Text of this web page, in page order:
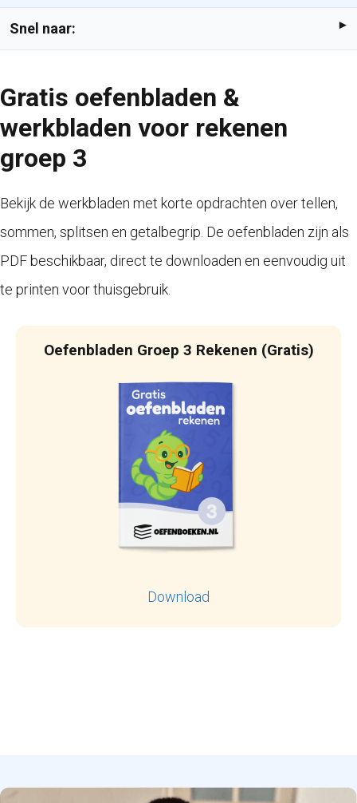
Snel naar:
Gratis oefenbladen &
werkbladen voor rekenen
groep 3
Bekijk de werkbladen met korte opdrachten over tellen,
sommen, splitsen en getalbegrip. De oefenbladen zijn als
PDF beschikbaar, direct te downloaden en eenvoudig uit
te printen voor thuisgebruik.
Oefenbladen Groep 3 Rekenen (Gratis)
Download